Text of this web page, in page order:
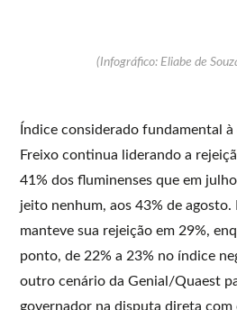
(Infográfico: Eliabe de
Índice considerado fundamental
Freixo continua liderando a
41% dos fluminenses que em
jeito nenhum, aos 43% de agosto.
manteve sua rejeição em 29%,
ponto, de 22% a 23% no índice
outro cenário da Genial/Quaest
governador na disputa direta com